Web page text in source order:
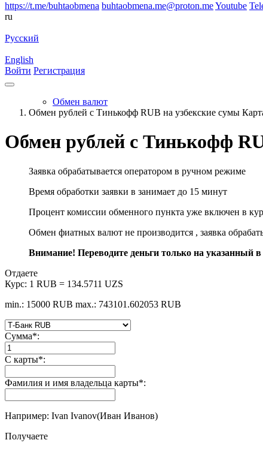
https://t.me/buhtaobmena buhtaobmena.me@proton.meYoutube
ru
Русский
English
Войти Регистрация
Обмен валют
Обмен рублей с Тинькофф RUB на узбекские сумы
Обмен рублей с Тинькофф
Заявка обрабатывается оператором в ручном режиме
Время обработки заявки в занимает до 15 минут
Процент комиссии обменного пункта уже включен в
Обмен фиатных валют не производится , заявка
Внимание! Переводите деньги только на указанный в
Отдаете
Курс: 1 RUB = 134.5711 UZS
min.: 15000 RUB max.: 743101.602053 RUB
Сумма*:
С карты*:
Фамилия и имя владельца карты*:
Например: Ivan Ivanov(Иван Иванов)
Получаете